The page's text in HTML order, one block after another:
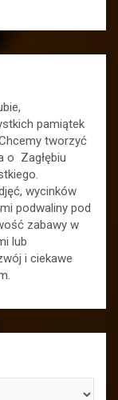
pamiątek
tworzyć
o Zagłębiu
wycinków
podwaliny pod
zabawy w
lub
i ciekawe